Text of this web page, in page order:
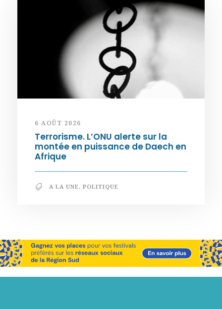
6 AOÛT 2026
Terrorisme. L’ONU alerte sur la
montée en puissance de Daech en
Afrique
A LA UNE, POLITIQUE